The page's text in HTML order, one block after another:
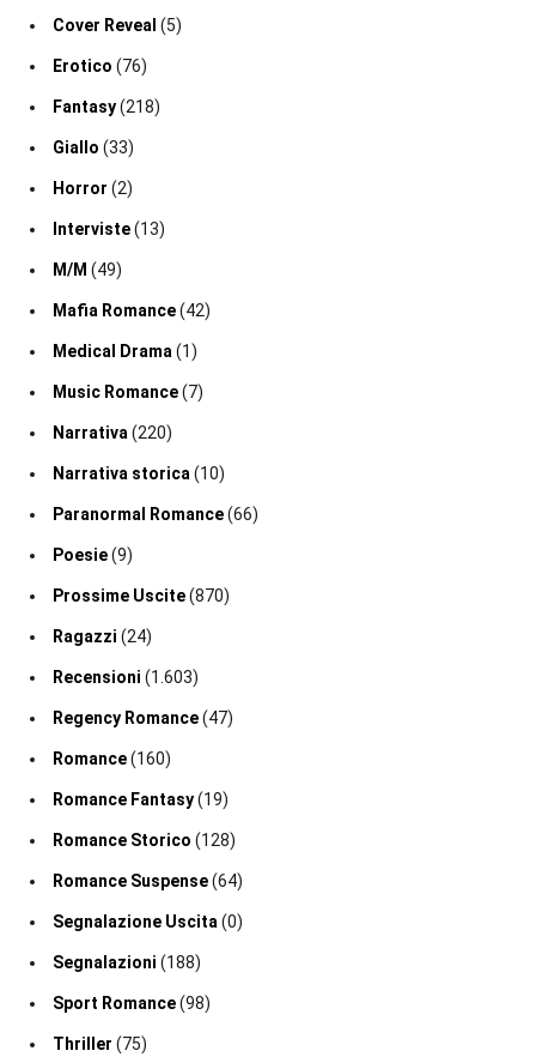
Cover Reveal (5)
Erotico (76)
Fantasy(218)
Giallo (33)
Horror (2)
Interviste(13)
M/M (49)
Mafia Romance(42)
Medical Drama (1)
Music Romance(7)
Narrativa (220)
Narrativa storica (10)
Paranormal Romance(66)
Poesie(9)
Prossime Uscite(870)
Ragazzi (24)
Recensioni (1.603)
Regency Romance(47)
Romance(160)
Romance Fantasy(19)
Romance Storico (128)
Romance Suspense(64)
Segnalazione Uscita (0)
Segnalazioni (188)
Sport Romance(98)
Thriller (75)